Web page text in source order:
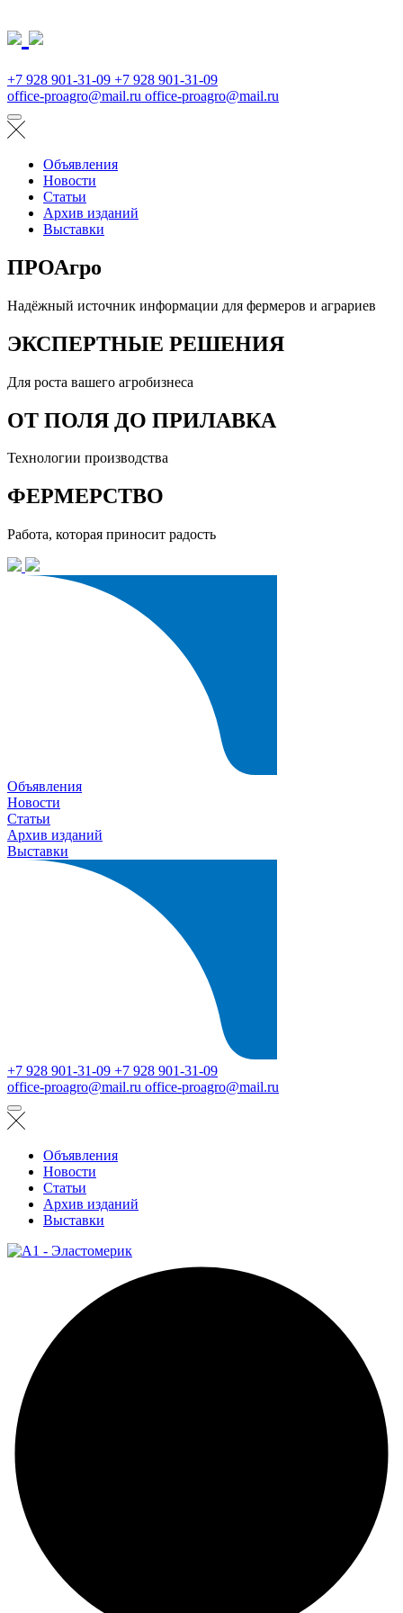
+7 928 901-31-09 +7 928 901-31-09
office-proagro@mail.ru office-proagro@mail.ru
Объявления
Новости
Статьи
Архив изданий
Выставки
ПРОАгро
Надёжный источник информации для фермеров и аграриев
ЭКСПЕРТНЫЕ РЕШЕНИЯ
Для роста вашего агробизнеса
ОТ ПОЛЯ ДО ПРИЛАВКА
Технологии производства
ФЕРМЕРСТВО
Работа, которая приносит радость
Объявления
Новости
Статьи
Архив изданий
Выставки
+7 928 901-31-09 +7 928 901-31-09
office-proagro@mail.ru office-proagro@mail.ru
Объявления
Новости
Статьи
Архив изданий
Выставки